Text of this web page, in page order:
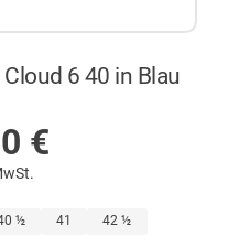
6 40 in Blau
€
½ 41
42 ½